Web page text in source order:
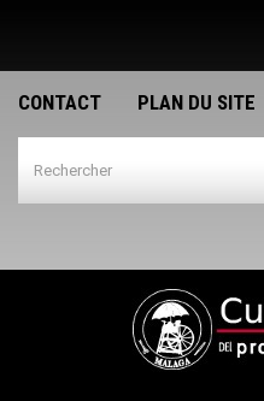
CONTACT PLAN DU SITE